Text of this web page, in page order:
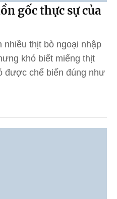
gốc thực sự của
thịt bò ngoại nhập
khó biết miếng thịt
được chế biến đúng như